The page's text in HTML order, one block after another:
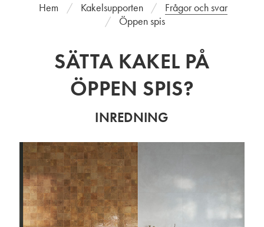
Hem Kakelsupporten
Frågor och svar
Öppen spis
SÄTTA KAKEL PÅ
ÖPPEN SPIS?
INREDNING